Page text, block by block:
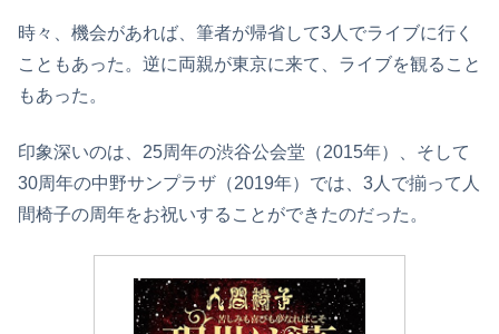
時々、機会があれば、筆者が帰省して3人でライブに行く
こともあった。逆に両親が東京に来て、ライブを観ること
もあった。
印象深いのは、25周年の渋谷公会堂（2015年）、そして
30周年の中野サンプラザ（2019年）では、3人で揃って人
間椅子の周年をお祝いすることができたのだった。